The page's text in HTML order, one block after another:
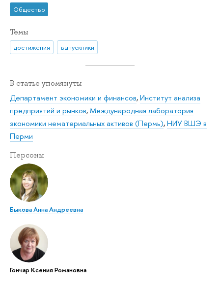
Общество
Темы
достижения выпускники
В статье упомянуты
Департамент экономики и финансов,Институт анализа
предприятий и рынков,Международная лаборатория
экономики нематериальных активов (Пермь),НИУ ВШЭ в
Перми
Персоны
Быкова Анна Андреевна
Гончар Ксения Романовна